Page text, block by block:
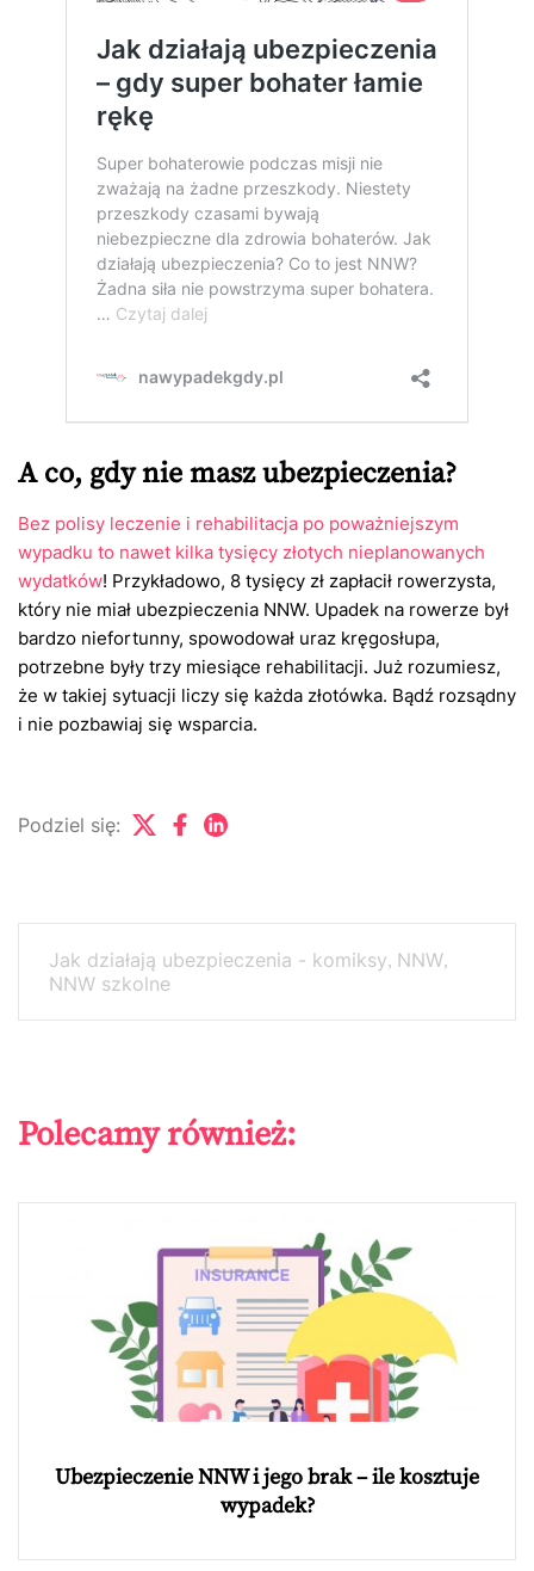
A co, gdy nie masz ubezpieczenia?
Bez polisy leczenie i rehabilitacja po poważniejszym
wypadku to nawet kilka tysięcy złotych nieplanowanych
wydatków! Przykładowo, 8 tysięcy zł zapłacił rowerzysta,
który nie miał ubezpieczenia NNW. Upadek na rowerze był
bardzo niefortunny, spowodował uraz kręgosłupa,
potrzebne były trzy miesiące rehabilitacji. Już rozumiesz,
że w takiej sytuacji liczy się każda złotówka. Bądź rozsądny
i nie pozbawiaj się wsparcia.
Podziel się:
Jak działają ubezpieczenia - komiksy, NNW,
NNW szkolne
Polecamy również:
Ubezpieczenie NNW i jego brak – ile kosztuje
wypadek?